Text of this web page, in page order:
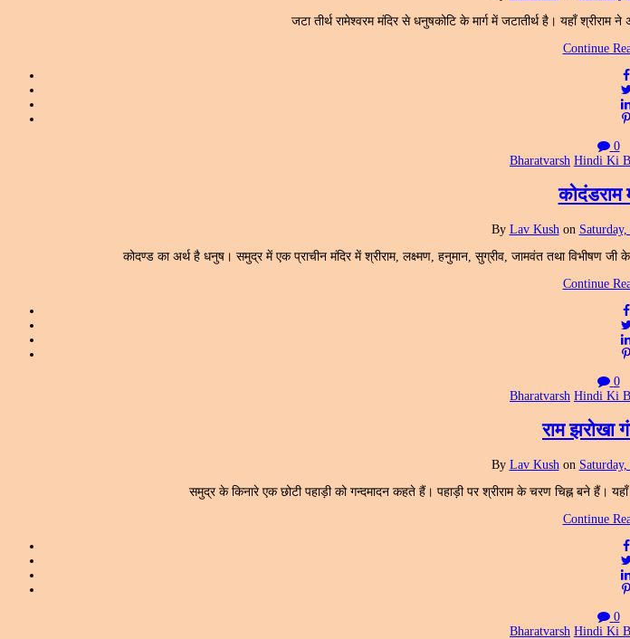
जटा तीर्थ रामेश्वरम मंदिर से धनुषकोटि के मार्ग में जटातीर्थ है। यहाँ श्रीराम
Continue
0
Bharatvarsh Hindi Ki
कोदंडराम
By Lav Kush on
कोदण्ड का अर्थ है धनुष। समुद्र में एक प्राचीन मंदिर में श्रीराम, लक्ष्मण, हनुमान, सुग्रीव, जामवंत तथा विभीषण
Continue
0
Bharatvarsh Hindi Ki
राम झरोखा
By Lav Kush on
समुद्र के किनारे एक छोटी पहाड़ी को गन्दमादन कहते हैं। पहाड़ी पर श्रीराम के चरण चिह्न बने हैं।
Continue
0
Bharatvarsh Hindi Ki